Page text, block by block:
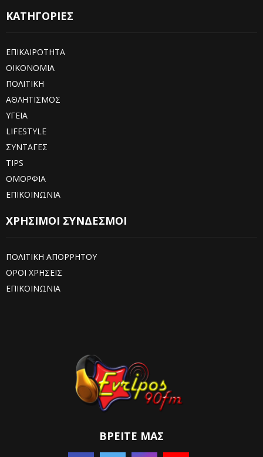
ΚΑΤΗΓΟΡΙΕΣ
ΕΠΙΚΑΙΡΟΤΗΤΑ
ΟΙΚΟΝΟΜΙΑ
ΠΟΛΙΤΙΚΗ
ΑΘΛΗΤΙΣΜΟΣ
ΥΓΕΙΑ
LIFESTYLE
ΣΥΝΤΑΓΕΣ
TIPS
ΟΜΟΡΦΙΑ
ΕΠΙΚΟΙΝΩΝΙΑ
ΧΡΗΣΙΜΟΙ ΣΥΝΔΕΣΜΟΙ
ΠΟΛΙΤΙΚΗ ΑΠΟΡΡΗΤΟΥ
ΟΡΟΙ ΧΡΗΣΕΙΣ
ΕΠΙΚΟΙΝΩΝΙΑ
ΒΡΕΊΤΕ ΜΑΣ